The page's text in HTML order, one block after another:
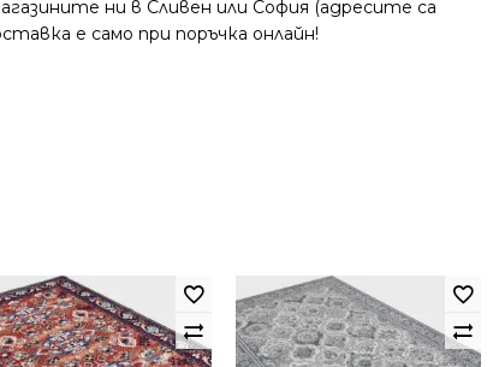
ни в Сливен или София (адресите са
е само при поръчка онлайн!